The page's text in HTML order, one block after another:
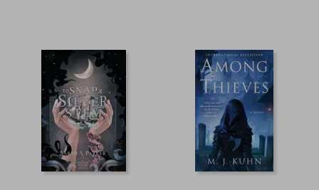
50%
dcto.
$ 2.840 40%
dcto.